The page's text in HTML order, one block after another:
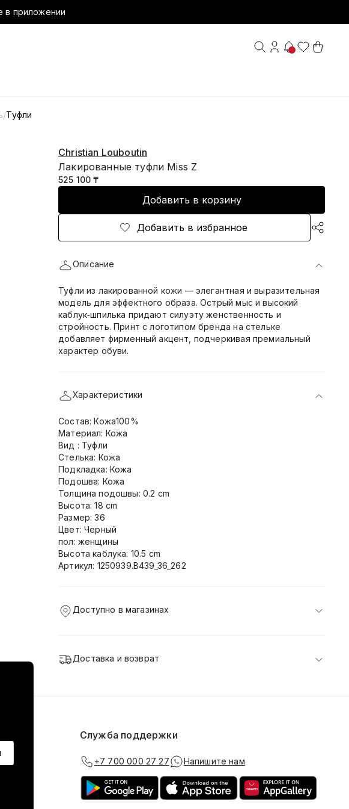
в приложении
/Туфли
Christian Louboutin
Лакированные туфли Miss Z
525 100 ₸
Добавить в корзину
Добавить в избранное
Описание
Туфли из лакированной кожи — элегантная и выразительная
модель для эффектного образа. Острый мыс и высокий
каблук‑шпилька придают силуэту женственность и
стройность. Принт с логотипом бренда на стельке
добавляет фирменный акцент, подчеркивая премиальный
характер обуви.
Характеристики
Состав: Кожа100%
Материал: Кожа
Вид : Туфли
Стелька: Кожа
Подкладка: Кожа
Подошва: Кожа
Толщина подошвы: 0.2 cm
Высота: 18 cm
Размер: 36
Цвет: Черный
пол: женщины
Высота каблука: 10.5 cm
Артикул: 1250939.B439_36_262
Доступно в магазинах
Доставка и возврат
Служба поддержки
+7 700 000 27 27 Напишите нам